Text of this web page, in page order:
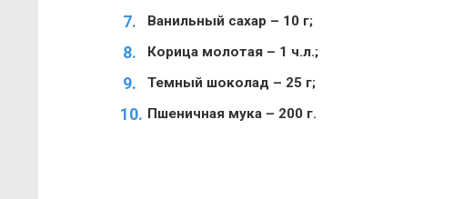
Ванильный сахар – 10 г;
Корица молотая – 1 ч.л.;
Темный шоколад – 25 г;
Пшеничная мука – 200 г.